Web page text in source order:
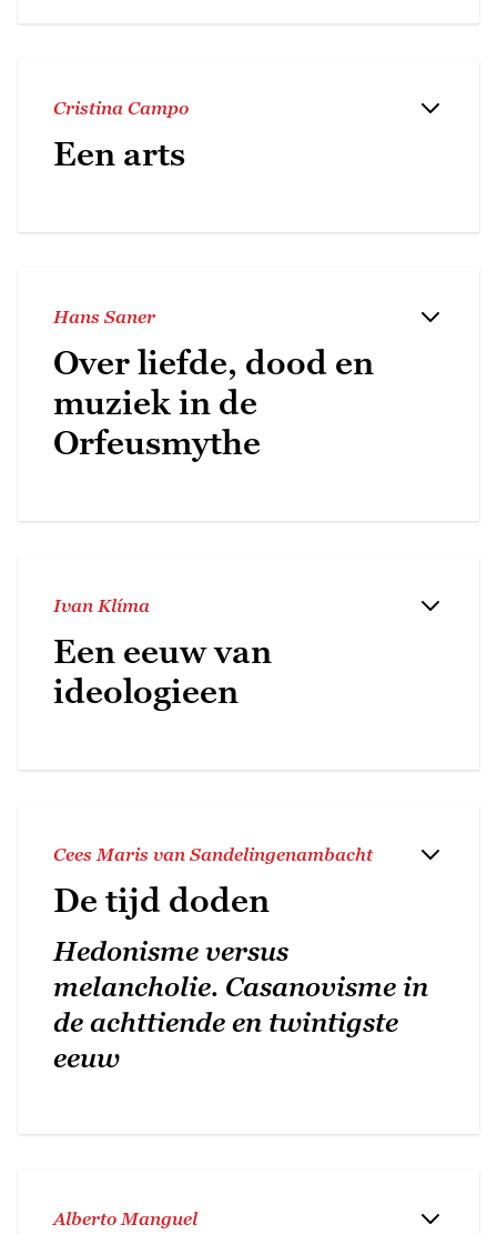
Cristina Campo
Een arts
Hans Saner
Over liefde, dood en
muziek in de
Orfeusmythe
Ivan Klíma
Een eeuw van
ideologieen
Cees Maris van Sandelingenambacht
De tijd doden
Hedonisme versus
melancholie. Casanovisme in
de achttiende en twintigste
eeuw
Alberto Manguel